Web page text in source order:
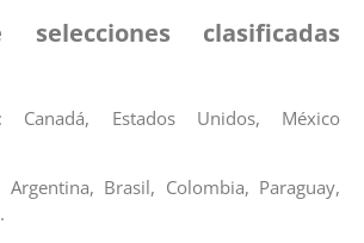
clasificadas
: Canadá, Estados Unidos, México
Argentina, Brasil, Colombia, Paraguay,